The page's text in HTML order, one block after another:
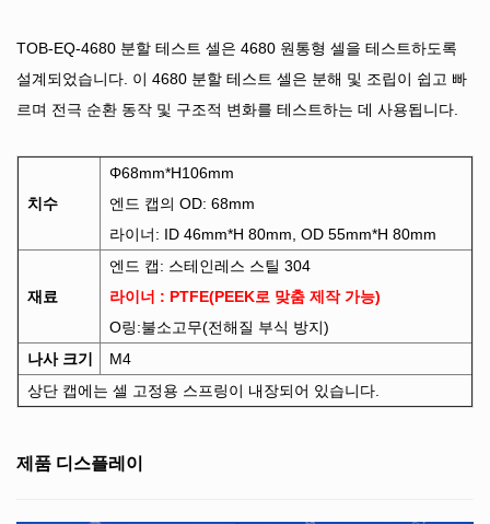
TOB-EQ-4680 분할 테스트 셀은 4680 원통형 셀을 테스트하도록
설계되었습니다. 이 4680 분할 테스트 셀은 분해 및 조립이 쉽고 빠
르며 전극 순환 동작 및 구조적 변화를 테스트하는 데 사용됩니다.
치수
Φ68mm*H106mm
엔드 캡의 OD: 68mm
라이너: ID 46mm*H 80mm, OD 55mm*H 80mm
재료
엔드 캡: 스테인레스 스틸 304
라이너 : PTFE(PEEK로 맞춤 제작 가능)
O링:불소고무(전해질 부식 방지)
나사 크기
M4
상단 캡에는 셀 고정용 스프링이 내장되어 있습니다.
제품 디스플레이